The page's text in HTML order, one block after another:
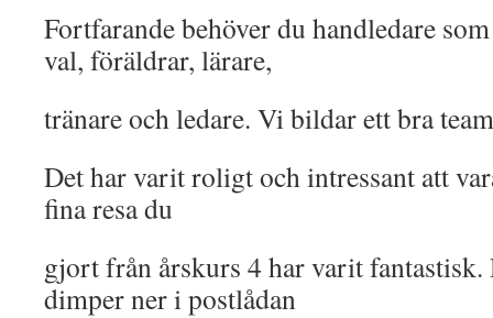
Fortfarande behöver du handledare
val, föräldrar, lärare,
tränare och ledare. Vi bildar ett bra
Det har varit roligt och intressant att
fina resa du
gjort från årskurs 4 har varit fantastisk.
dimper ner i postlådan